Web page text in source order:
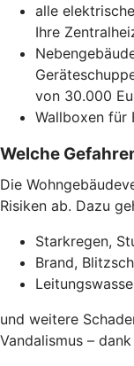
alle
Ihre
von 30.000
Wallboxen für
Welche
Die
Risiken ab. Dazu
Starkregen,
Brand,
und weitere
Vandalismus –